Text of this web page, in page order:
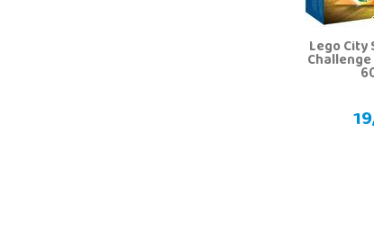
Lego